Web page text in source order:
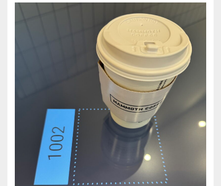
シ
ョ
ン